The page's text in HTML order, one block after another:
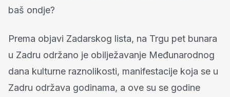
baš ondje?
Prema objavi Zadarskog lista, na Trgu pet bunara
u Zadru održano je obilježavanje Međunarodnog
dana kulturne raznolikosti, manifestacije koja se u
Zadru održava godinama, a ove su se godine